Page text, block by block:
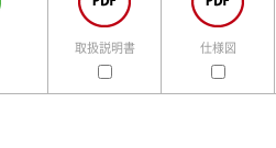
取扱説明書 仕様図